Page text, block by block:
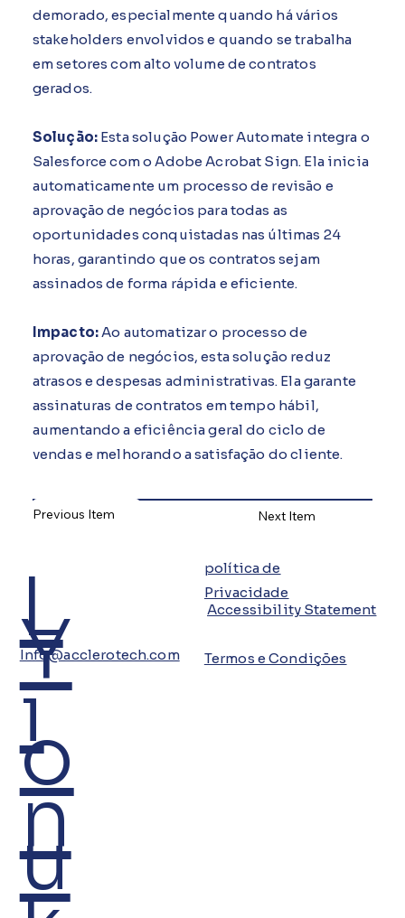
demorado, especialmente quando há vários
stakeholders envolvidos e quando se trabalha
em setores com alto volume de contratos
gerados.
Solução: Esta solução Power Automate integra o
Salesforce com o Adobe Acrobat Sign. Ela inicia
automaticamente um processo de revisão e
aprovação de negócios para todas as
oportunidades conquistadas nas últimas 24
horas, garantindo que os contratos sejam
assinados de forma rápida e eficiente.
Impacto:Ao automatizar o processo de
aprovação de negócios, esta solução reduz
atrasos e despesas administrativas. Ela garante
assinaturas de contratos em tempo hábil,
aumentando a eficiência geral do ciclo de
vendas e melhorando a satisfação do cliente.
Previous Item Next Item
L
i
n
Y
o
u
Info@acclerotech.com
política de
Privacidade
Accessibility Statement
Termos e Condições